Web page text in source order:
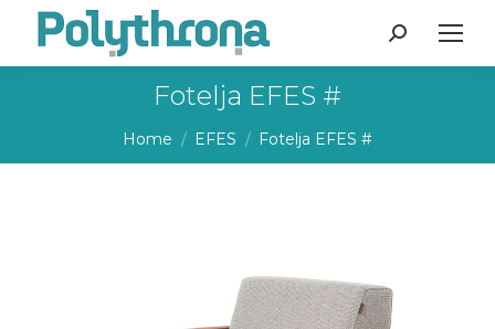
Search:
Fotelja EFES #
You are here:
Home EFES Fotelja EFES #